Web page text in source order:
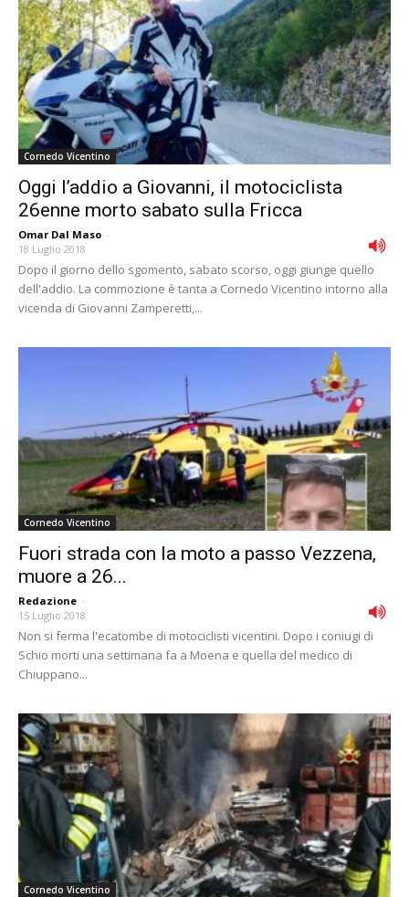
Cornedo Vicentino
Oggi l’addio a Giovanni, il motociclista
26enne morto sabato sulla Fricca
Omar Dal Maso -
18 Luglio 2018
Dopo il giorno dello sgomento, sabato scorso, oggi giunge quello
dell'addio. La commozione è tanta a Cornedo Vicentino intorno alla
vicenda di Giovanni Zamperetti,...
Cornedo Vicentino
Fuori strada con la moto a passo Vezzena,
muore a 26...
Redazione -
15 Luglio 2018
Non si ferma l'ecatombe di motociclisti vicentini. Dopo i coniugi di
Schio morti una settimana fa a Moena e quella del medico di
Chiuppano...
Cornedo Vicentino